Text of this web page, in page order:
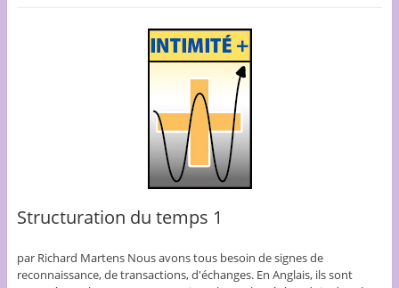
Structuration du temps 1
par Richard Martens Nous avons tous besoin de signes de
reconnaissance, de transactions, d'échanges. En Anglais, ils sont